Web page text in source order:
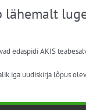
lähemalt
edaspidi AKIS
iga uudiskirja lõpus